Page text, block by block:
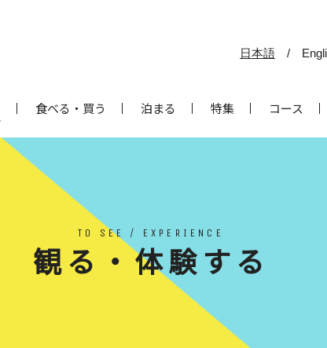
日本語 /
食べる・買う 泊まる 特集 コース
TO SEE / EXPERIENCE
観る・体験する